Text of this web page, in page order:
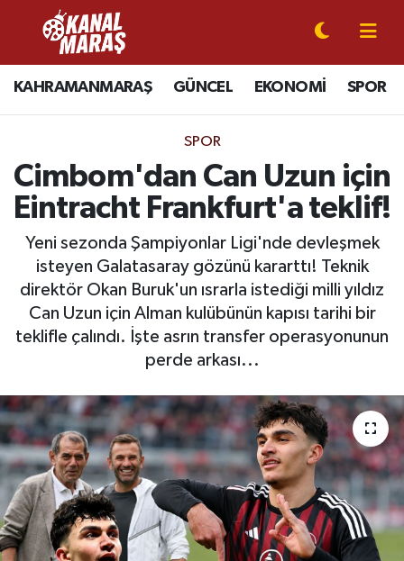
KAHRAMANMARAŞ GÜNCEL EKONOMİ SPOR
SPOR
Cimbom'dan Can Uzun için
Eintracht Frankfurt'a teklif!
Yeni sezonda Şampiyonlar Ligi'nde devleşmek
isteyen Galatasaray gözünü kararttı! Teknik
direktör Okan Buruk'un ısrarla istediği milli yıldız
Can Uzun için Alman kulübünün kapısı tarihi bir
teklifle çalındı. İşte asrın transfer operasyonunun
perde arkası...
CANLI YAYIN
KAHRAMANMARAŞ
SPOR
SİYASET
EKONOMİ
GÜNDEM
SAĞLIK
EĞİTİM
BÖLGE
Kahramanmaraş Nöbetçi Eczaneler
Kahramanmaraş Hava Durumu
Kahramanmaraş Trafik Yoğunluk Haritası
Süper Lig Puan Durumu ve Fikstür
Tüm Manşetler
Son Dakika Haberleri